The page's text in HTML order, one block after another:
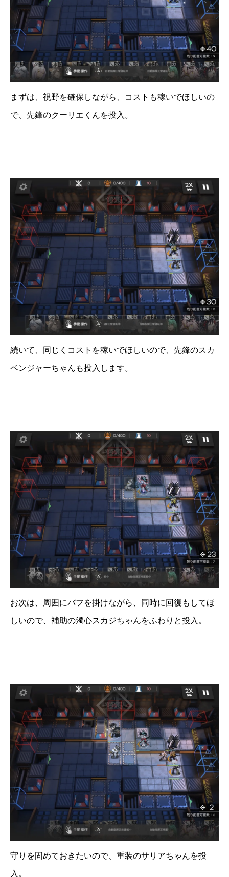
まずは、視野を確保しながら、コストも稼いでほしいの
で、先鋒のクーリエくんを投入。
続いて、同じくコストを稼いでほしいので、先鋒のスカ
ベンジャーちゃんも投入します。
お次は、周囲にバフを掛けながら、同時に回復もしてほ
しいので、補助の濁心スカジちゃんをふわりと投入。
守りを固めておきたいので、重装のサリアちゃんを投
入。